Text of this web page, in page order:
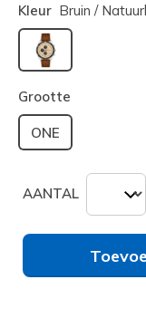
Kleur Bruin /
geselecteerd
Grootte
ONE
AANTAL